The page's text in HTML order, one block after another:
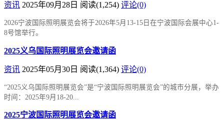
资讯 2025年09月28日 阅读(1,254) 评论(0)
2026宁波国际照明展览会将于2026年5月13-15日在宁波国际会展中心1-
8号馆举行。
2025义乌国际照明展览会邀请函
资讯 2025年05月30日 阅读(1,364) 评论(0)
“2025义乌国际照明展览会”是“宁波国际照明展览会”的城市分展，举办
时间：2025年9月18-20...
2025宁波国际照明展览会邀请函